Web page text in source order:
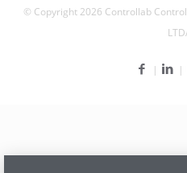
© Copyright 2026 Controllab